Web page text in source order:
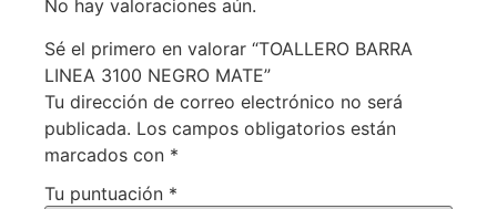
No hay valoraciones aún.
Sé el primero en valorar “TOALLERO BARRA
LINEA 3100 NEGRO MATE”
Tu dirección de correo electrónico no será
publicada. Los campos obligatorios están
marcados con *
Tu puntuación *